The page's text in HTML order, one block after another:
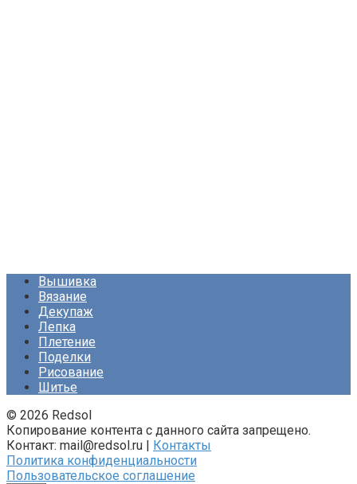
Вышивка
Вязание
Декупаж
Лепка
Плетение
Поделки
Рисование
Шитье
© 2026 Redsol
Копирование контента с данного сайта запрещено.
Контакт: mail@redsol.ru | Контакты
Политика конфиденциальности
Пользовательское соглашение